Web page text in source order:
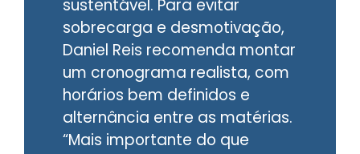
sustentável. Para evitar
sobrecarga e desmotivação,
Daniel Reis recomenda montar
um cronograma realista, com
horários bem definidos e
alternância entre as matérias.
“Mais importante do que